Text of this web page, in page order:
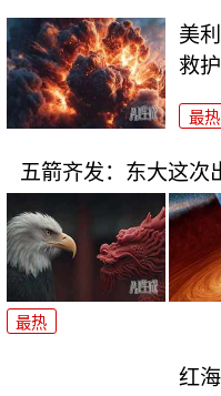
美
救
最热
五箭齐发：东大这次
最热
红